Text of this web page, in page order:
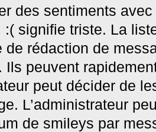
des sentiments
:( signifie triste. La
de rédaction de
Ils peuvent
peut décider de
L’administrateur
de smileys par